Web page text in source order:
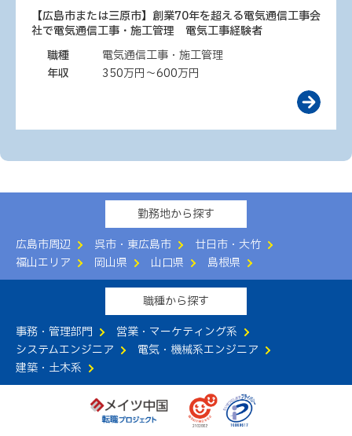
【広島市または三原市】創業70年を超える電気通信工事会
社で電気通信工事・施工管理 電気工事経験者
職種
電気通信工事・施工管理
年収
350万円～600万円
勤務地から探す
広島市周辺
呉市・東広島市
廿日市・大竹
福山エリア
岡山県 山口県 島根県
職種から探す
事務・管理部門
営業・マーケティング系
システムエンジニア
電気・機械系エンジニア
建築・土木系